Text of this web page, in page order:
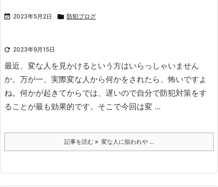
 2023年5月2日  防犯ブログ
 2023年9月15日
最近、変な人を見かけるという方はいらっしゃいません
か。 万が一、実際変な人から何かをされたら、怖いですよ
ね。 何かが起きてからでは、遅いので自分で防犯対策をす
ることが最も効果的です。 そこで今回は変 ...
記事を読む 変な人に狙われや ...